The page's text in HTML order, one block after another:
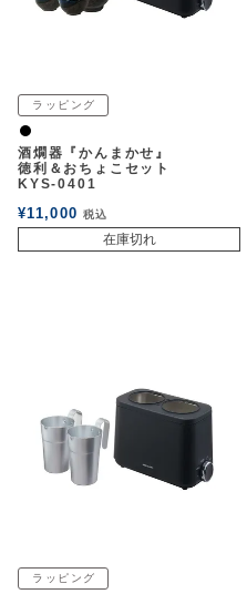
ラッピング
黒
酒燗器『かんまかせ』
徳利＆おちょこセット
KYS-0401
¥11,000 税込
在庫切れ
ラッピング